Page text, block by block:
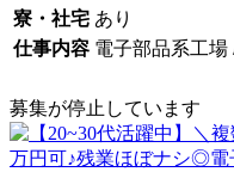
寮・社宅 あり
仕事内容 電子部品系工場
募集が停止しています